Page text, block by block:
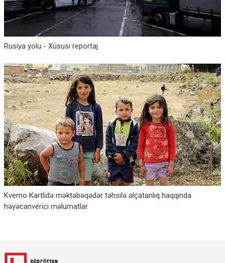
Rusiya yolu - Xüsusi reportaj
Kvemo Kartlidə məktəbəqədər təhsilə əlçatanlıq haqqında
həyəcanverici məlumatlar